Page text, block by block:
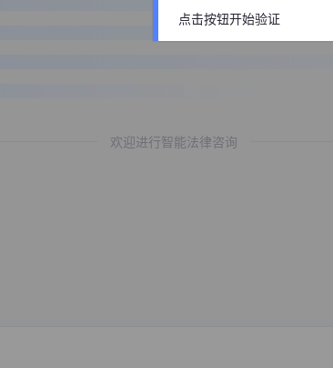
欢迎进行智能法律咨询
点击按钮开始验证